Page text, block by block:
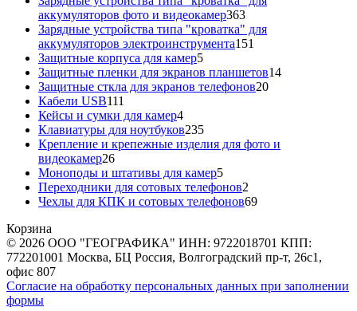
аккумуляторов фото и видеокамер363363
товара
Зарядные устройства типа "кроватка" для
аккумуляторов электроинструмента151
Защитные корпуса для камер55
товаров
Защитные пленки для экранов планшетов1414
Защитные сткла для экранов телефонов2020
Кабели USB111
товаров
Кейсы и сумки для камер44
товара
Клавиатуры для ноутбуков235235
товаров
Крепление и крепежные изделия для фото и
видеокамер2626
товаров
Моноподы и штативы для камер55
товаров
Переходники для сотовых телефонов2
товара
Чехлы для КПК и сотовых телефонов6969
Корзина
© 2026 ООО "ГЕОГРАФИКА" ИНН: 9722018701 КПП:
772201001 Москва, БЦ Россия, Волгоградский пр-т, 26с1,
офис 807
Согласие на обработку персональных данных при заполнении
формы